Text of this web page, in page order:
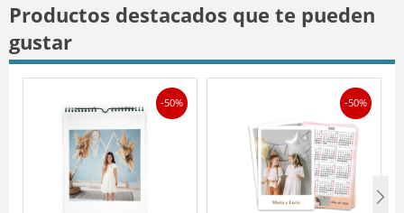
Productos destacados que te pueden
gustar
-50% -50%